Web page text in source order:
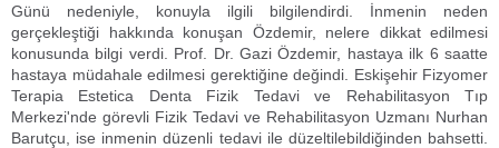
Günü nedeniyle, konuyla ilgili bilgilendirdi. İnmenin neden
gerçekleştiği hakkında konuşan Özdemir, nelere dikkat edilmesi
konusunda bilgi verdi. Prof. Dr. Gazi Özdemir, hastaya ilk 6 saatte
hastaya müdahale edilmesi gerektiğine değindi. Eskişehir Fizyomer
Terapia Estetica Denta Fizik Tedavi ve Rehabilitasyon Tıp
Merkezi'nde görevli Fizik Tedavi ve Rehabilitasyon Uzmanı Nurhan
Barutçu, ise inmenin düzenli tedavi ile düzeltilebildiğinden bahsetti.